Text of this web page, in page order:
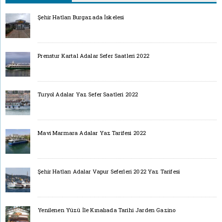
Şehir Hatları Burgazada İskelesi
Prenstur Kartal Adalar Sefer Saatleri 2022
Turyol Adalar Yaz Sefer Saatleri 2022
Mavi Marmara Adalar Yaz Tarifesi 2022
Şehir Hatları Adalar Vapur Seferleri 2022 Yaz Tarifesi
Yenilenen Yüzü İle Kınalıada Tarihi Jarden Gazino